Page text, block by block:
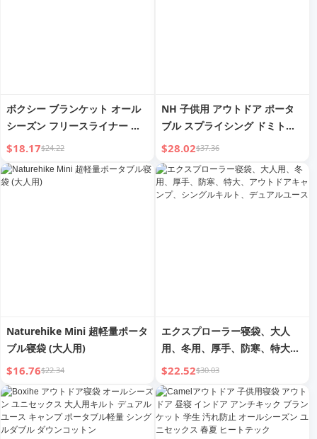
ボクシー ブランケット オール
シーズン フリースライナー ア
ウトドア寝袋
$18.17$24.22
NH 子供用 アウトドア ポータ
ブル スプライシング ドミトリ
ー アンチキック 寝袋
$28.02$37.36
Naturehike Mini 超軽量ポータ
ブル寝袋 (大人用)
$16.76$22.34
エクスプローラー寝袋、大人
用、冬用、厚手、防寒、特大、
アウトドアキャンプ、シングル
キルト、デュアルユース
$22.52$30.03